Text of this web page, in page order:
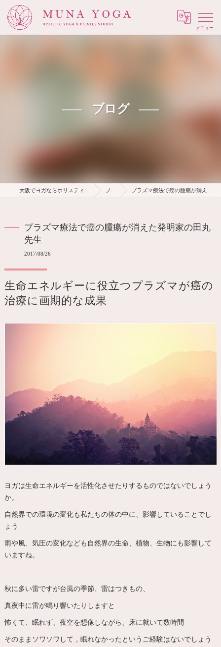
Menu
ブログ
ブログ プラズマ療法で癌の腫瘍が消えた発明家の田丸先生
プラズマ療法で癌の腫瘍が消えた発明家の田丸
先生
2017/08/26
生命エネルギーに役立つプラズマが癌の
治療に画期的な成果
ヨガは生命エネルギーを活性化させたりするものではないでしょう
か。
自然界での環境の変化も私たちの体の中に、影響していることでし
ょう
雨や風、気圧の変化なども自然界の生命、植物、生物にも影響して
いますね。
秋に多い雷ですが台風の季節、雷はつきもの、
真夜中に雷が鳴り響いたりしますと
怖くて、眠れず、夜空を想像しながら、床に就いて数時間
そのままソワソワして，眠れなかったというご経験はないでしょう